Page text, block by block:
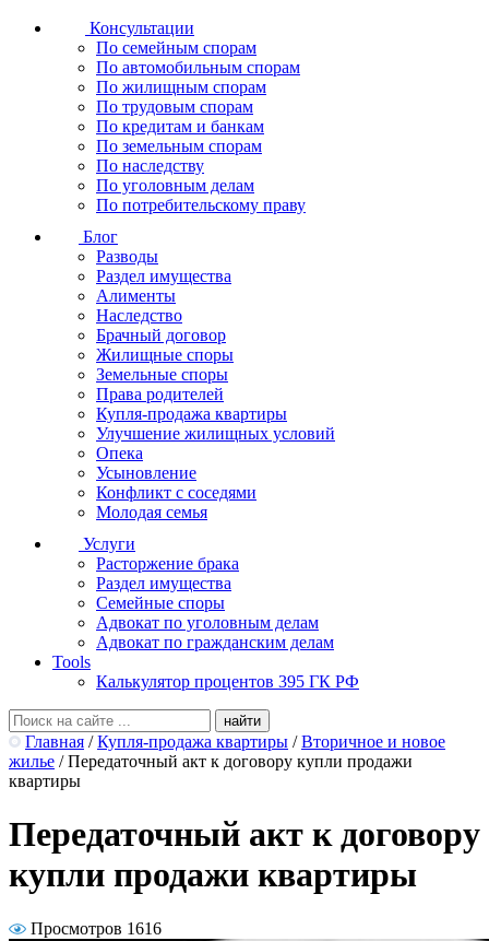
Консультации
По семейным спорам
По автомобильным спорам
По жилищным спорам
По трудовым спорам
По кредитам и банкам
По земельным спорам
По наследству
По уголовным делам
По потребительскому праву
Блог
Разводы
Раздел имущества
Алименты
Наследство
Брачный договор
Жилищные споры
Земельные споры
Права родителей
Купля-продажа квартиры
Улучшение жилищных условий
Опека
Усыновление
Конфликт с соседями
Молодая семья
Услуги
Расторжение брака
Раздел имущества
Семейные споры
Адвокат по уголовным делам
Адвокат по гражданским делам
Tools
Калькулятор процентов 395 ГК РФ
Главная / Купля-продажа квартиры / Вторичное и новое
жилье / Передаточный акт к договору купли продажи
квартиры
Передаточный акт к договору
купли продажи квартиры
Просмотров 1616